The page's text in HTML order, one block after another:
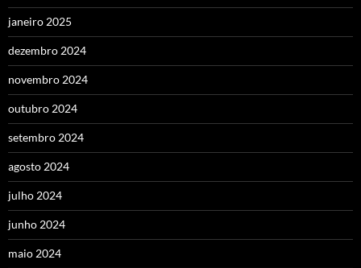
janeiro 2025
dezembro 2024
novembro 2024
outubro 2024
setembro 2024
agosto 2024
julho 2024
junho 2024
maio 2024